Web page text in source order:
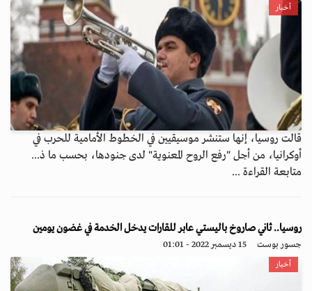
أخبار
قالت روسيا، إنها ستنشر موسيقيين في الخطوط الأمامية للحرب في
أوكرانيا، من أجل "رفع الروح المعنوية" لدى جنودها، بحسب ما ذ...
متابعة القراءة ...
روسيا.. ثاني صاروخ باليستي عابر للقارات يدخل الخدمة في غضون يومين
جسور بوست 15 ديسمبر 2022 - 01:01
أخبار